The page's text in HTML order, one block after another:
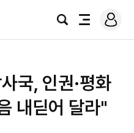
검
전
로
그
국, 인권·평화
내딛어 달라"